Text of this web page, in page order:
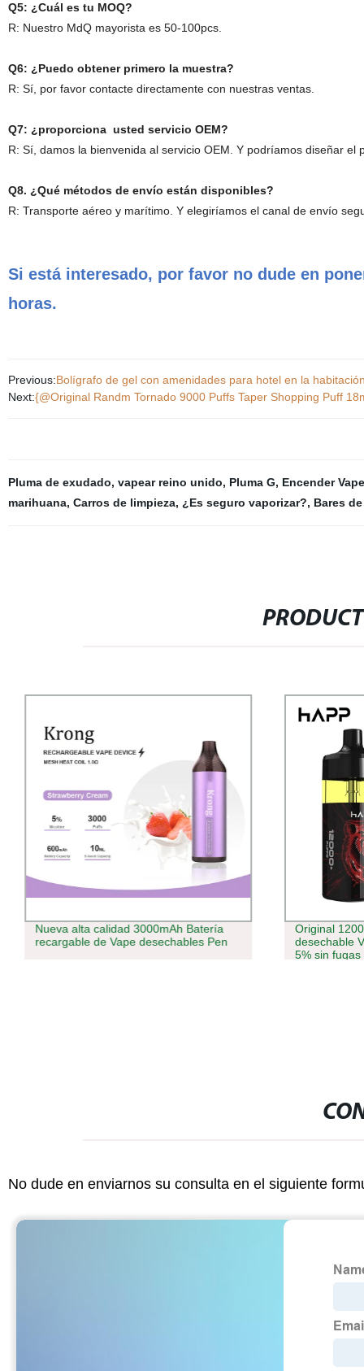
Q5: ¿Cuál es tu MOQ?
R: Nuestro MdQ mayorista es 50-100pcs.
Q6: ¿Puedo obtener primero la muestra?
R: Sí, por favor contacte directamente con nuestras ventas.
Q7: ¿proporciona usted servicio OEM?
R: Sí, damos la bienvenida al servicio OEM. Y podríamos diseñar
Q8. ¿Qué métodos de envío están disponibles?
R: Transporte aéreo y marítimo. Y elegiríamos el canal de envío
Si está interesado, por favor no dude en
horas.
Previous:Bolígrafo de gel con amenidades para hotel en la
Next:{@Original Randm Tornado 9000 Puffs Taper Shopping Puff
Pluma de exudado, vapear reino unido, Pluma G, Encender Vape
marihuana, Carros de limpieza, ¿Es seguro vaporizar?, Bares
Nueva alta calidad 3000mAh Batería
recargable de Vape desechables Pen
Original
desechable
5% sin
No dude en enviarnos su consulta en el siguiente